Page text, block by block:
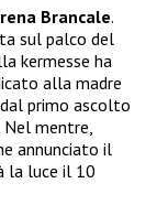
Brancale.
sul palco del
kermesse ha
alla madre
primo ascolto
mentre,
annunciato il
la luce il 10